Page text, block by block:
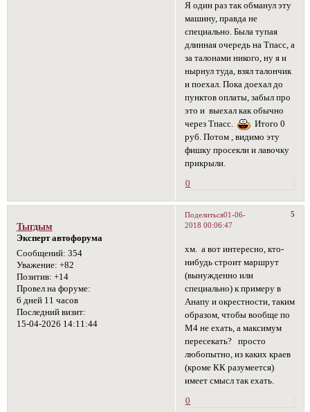
Я один раз так обманул эту
машину, правда не
специально. Была тупая
длинная очередь на Тпасс, а
за талонами никого, ну я и
нырнул туда, взял талончик
и поехал. Пока доехал до
пунктов оплаты, забыл про
это и выехал как обычно
через Тпасс.
Итого 0
руб. Потом , видимо эту
фишку просекли и лавочку
прикрыли.
0
Поделиться 5
01-06-
2018 00:06:47
Тыгдым
Эксперт автофорума
Сообщений: 354
Уважение: +82
Позитив: +14
Провел на форуме:
6 дней 11 часов
Последний визит:
15-04-2026 14:11:44
хм. а вот интересно, кто-
нибудь строит маршрут
(вынужденно или
специально) к примеру в
Анапу и окрестности, таким
образом, чтобы вообще по
М4 не ехать, а максимум
пересекать? просто
любопытно, из каких краев
(кроме КК разумеется)
имеет смысл так ехать.
0